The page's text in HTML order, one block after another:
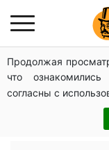
Продолжая
что
согласны с
Дрони із
мільйони
Естонії
Повністю гола
таких розмірів